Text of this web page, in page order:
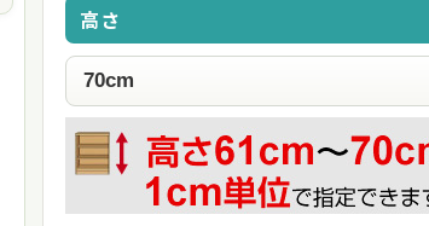
高さ